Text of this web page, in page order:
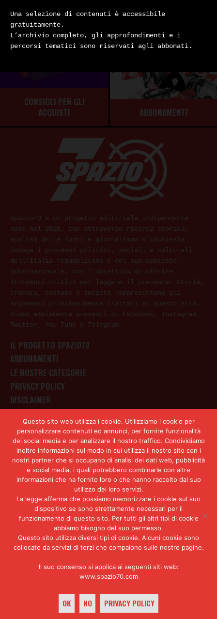
CONSIGLI PER GLI
ACQUISTI
ABBONAMENTI
Spazio70 è un progetto editoriale indipendente
nato nel 2010, che attraverso ricerca storica,
analisi delle fonti e giornalismo d’inchiesta
indaga i processi politici, sociali e culturali
dell’Italia repubblicana e del suo contesto
internazionale, con l’obiettivo di offrire
strumenti critici per leggere il presente. Storia,
cronaca, costume e società rappresentano gli
argomenti principalmente trattati su questo sito.
Siamo ampiamente presenti su Facebook, Instagram,
Twitter, You Tube e Telegram
IL PROGETTO SPAZIO70
ABBONAMENTI
LE NOSTRE CATEGORIE
PRIVACY POLICY
DISCLAIMER
Iscriviti alla Newsletter
Il nostro lavoro richiede tempo, ricerca e
indipendenza. Sostenere Spazio70 significa
rendere possibile un’informazione che rifiuta
semplificazioni, dipendenze e scorciatoie, e
prova a leggere il presente con strumenti
Sostienici
Tutti i diritti riservati © 2010-2026 Spazio70.com
Questo sito web utilizza i cookie. Utilizziamo i cookie per
personalizzare contenuti ed annunci, per fornire funzionalità
dei social media e per analizzare il nostro traffico. Condividiamo
inoltre informazioni sul modo in cui utilizza il nostro sito con i
nostri partner che si occupano di analisi dei dati web, pubblicità
e social media, i quali potrebbero combinarle con altre
informazioni che ha fornito loro o che hanno raccolto dal suo
utilizzo dei loro servizi.
La legge afferma che possiamo memorizzare i cookie sul suo
dispositivo se sono strettamente necessari per il
funzionamento di questo sito. Per tutti gli altri tipi di cookie
abbiamo bisogno del suo permesso.
Questo sito utilizza diversi tipi di cookie. Alcuni cookie sono
collocate da servizi di terzi che compaiono sulle nostre pagine.
Il suo consenso si applica ai seguenti siti web:
www.spazio70.com
OK NO PRIVACY POLICY
Una selezione di contenuti è accessibile
gratuitamente.
L’archivio completo, gli approfondimenti e i
percorsi tematici sono riservati agli abbonati.